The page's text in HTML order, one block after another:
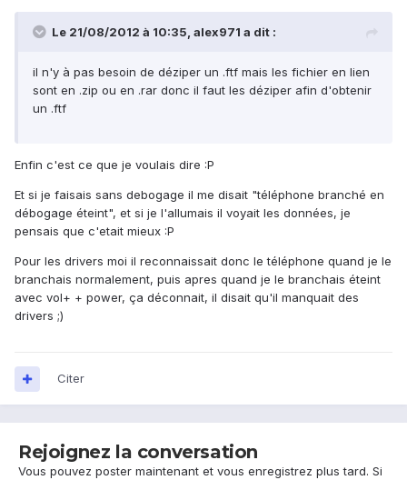
Le 21/08/2012 à 10:35, alex971 a dit :
il n'y à pas besoin de déziper un .ftf mais les fichier en lien
sont en .zip ou en .rar donc il faut les déziper afin d'obtenir
un .ftf
Enfin c'est ce que je voulais dire :P
Et si je faisais sans debogage il me disait "téléphone branché en
débogage éteint", et si je l'allumais il voyait les données, je
pensais que c'etait mieux :P
Pour les drivers moi il reconnaissait donc le téléphone quand je le
branchais normalement, puis apres quand je le branchais éteint
avec vol+ + power, ça déconnait, il disait qu'il manquait des
drivers ;)
Citer
Rejoignez la conversation
Vous pouvez poster maintenant et vous enregistrez plus tard. Si